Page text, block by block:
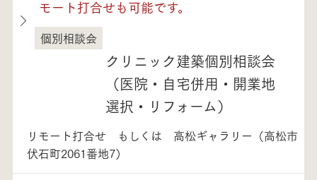
モート打合せも可能です。
徳島県
個別相談会
クリニック建築個別相談会
（医院・自宅併用・開業地
選択・リフォーム）
リモート打合せ もしくは 高松ギャラリー（高松市
伏石町2061番地7）